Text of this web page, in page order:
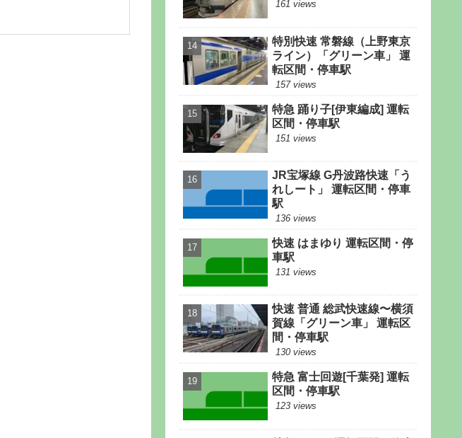
161 views
特別快速 常磐線（上野東京
ライン）「グリーン車」 運
転区間・停車駅
157 views
特急 踊り子[伊東編成] 運転
区間・停車駅
151 views
JR宝塚線 G丹波路快速「う
れしート」 運転区間・停車
駅
136 views
快速 はまゆり 運転区間・停
車駅
131 views
快速 普通 総武快速線〜横須
賀線「グリーン車」 運転区
間・停車駅
130 views
特急 富士回遊[千葉発] 運転
区間・停車駅
123 views